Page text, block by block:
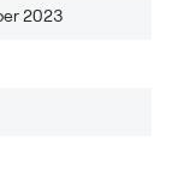
2023